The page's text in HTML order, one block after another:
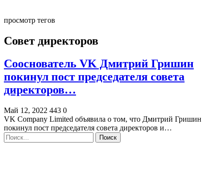
просмотр тегов
Совет директоров
Сооснователь VK Дмитрий Гришин
покинул пост председателя совета
директоров…
Май 12, 2022 443 0
VK Company Limited объявила о том, что Дмитрий Гришин
покинул пост председателя совета директоров и…